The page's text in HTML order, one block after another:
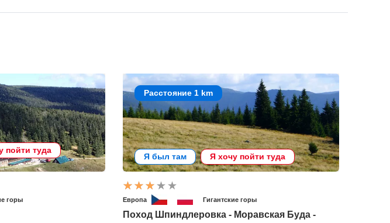
пойти туда
горы
Расстояние 1 km
Я был там Я хочу пойти туда
Европа Гигантские горы
Поход Шпиндлеровка - Моравская Буда -